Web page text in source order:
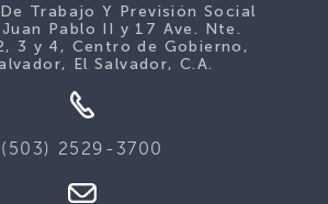
Trabajo Y Previsión Social
Pablo II y 17 Ave. Nte.
3 y 4, Centro de Gobierno,
El Salvador, C.A.
(503) 2529-3700